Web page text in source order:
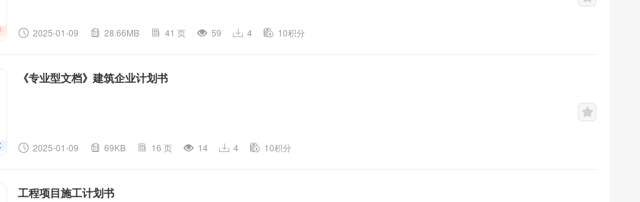
2025-01-09 28.66MB 41 页 59 4 10积分
《专业型文档》建筑企业计划书
2025-01-09 69KB 16 页 14 4 10积分
工程项目施工计划书